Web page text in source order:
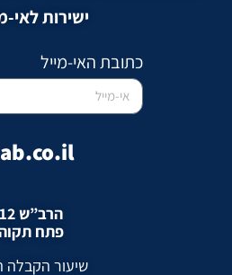
ישירות לאי-
כתובת האי-מייל
הרב”ש 12
פתח
שיעור הקבלה